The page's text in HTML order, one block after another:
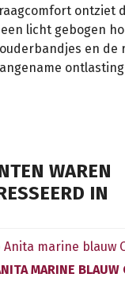
ontziet
licht gebogen
en de
WAREN
IN
MARINE BLAUW